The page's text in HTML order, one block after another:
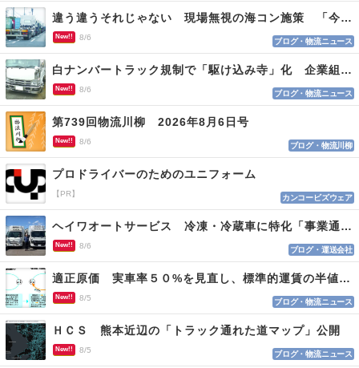
違う違うそれじゃない 現場無視の海コン施策 「今でも平均２～３時間は待つ」
New!! 8/6 ブログ・物流ニュース
白ナンバートラック規制で「駆け込み寺」化 企業組合が入会基準を見直しへ
New!! 8/6 ブログ・物流ニュース
第739回物流川柳 2026年8月6日号
New!! 8/6 ブログ・物流川柳
プロドライバーのためのユニフォーム
【PR】 カンコービズウェア
ヘイワオートサービス 冷凍・冷蔵車に特化「事業通じ貢献目指す」
New!! 8/6 ブログ・運送会社
適正原価 実車率５０%を見直し、標準的運賃の半値の恐れも
New!! 8/5 ブログ・物流ニュース
ＨＣＳ 熊本近辺の「トラック通れた道マップ」公開
New!! 8/5 ブログ・物流ニュース